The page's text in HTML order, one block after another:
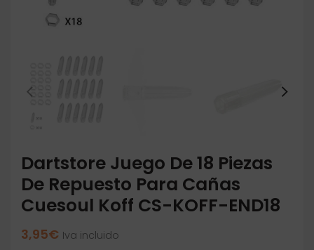
Dartstore Juego De 18 Piezas
De Repuesto Para Cañas
Cuesoul Koff CS-KOFF-END18
3,95€ Iva incluido